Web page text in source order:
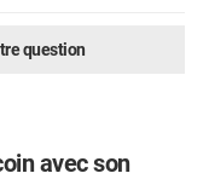
question
avec son